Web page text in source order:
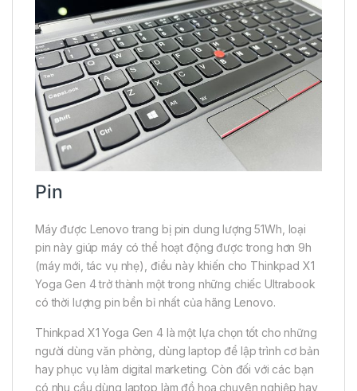
Pin
Máy được Lenovo trang bị pin dung lượng 51Wh, loại
pin này giúp máy có thể hoạt động được trong hơn 9h
(máy mới, tác vụ nhẹ), điều này khiến cho Thinkpad X1
Yoga Gen 4 trở thành một trong những chiếc Ultrabook
có thời lượng pin bền bỉ nhất của hãng Lenovo.
Thinkpad X1 Yoga Gen 4 là một lựa chọn tốt cho những
người dùng văn phòng, dùng laptop để lập trình cơ bản
hay phục vụ làm digital marketing. Còn đối với các bạn
có nhu cầu dùng laptop làm đồ họa chuyên nghiệp hay